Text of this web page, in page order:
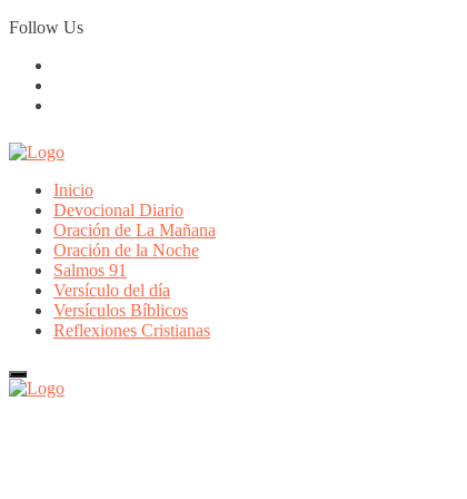
Skip
to
Follow Us
Inicio
Devocional Diario
Oración de La Mañana
Oración de la Noche
Salmos 91
Versículo del día
Versículos Bíblicos
Reflexiones Cristianas